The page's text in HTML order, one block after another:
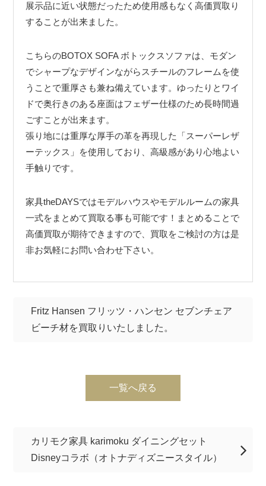
展示品に近い状態だったため使用感もなく高価買取り
することが出来ました。
こちらのBOTOX SOFA ボトックスソファは、モダン
でシャープなデザインながらスチールのフレームを使
うことで重厚さも兼ね備えています。ゆったりとワイ
ドで奥行きのある座面はフェザー仕様のため長時間過
ごすことが出来ます。
張り地には重厚な厚手の革を再現した「スーパーレザ
ーテックス」を使用しており、高級感があり心地よい
手触りです。
家具theDAYSではモデルハウスやモデルルームの家具
一式をまとめて買取る事も可能です！まとめることで
高価買取が期待できますので、買取をご検討の方は是
非お気軽にお問い合わせ下さい。
Fritz Hansen フリッツ・ハンセン セブンチェア
ビーチ材を買取りいたしました。
一覧へ戻る
カリモク家具 karimoku ダイニングセット
Disneyコラボ（オトナディズニースタイル）